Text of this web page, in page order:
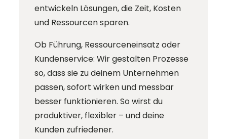
entwickeln Lösungen, die Zeit, Kosten
und Ressourcen sparen.
Ob Führung, Ressourceneinsatz oder
Kundenservice: Wir gestalten Prozesse
so, dass sie zu deinem Unternehmen
passen, sofort wirken und messbar
besser funktionieren. So wirst du
produktiver, flexibler – und deine
Kunden zufriedener.